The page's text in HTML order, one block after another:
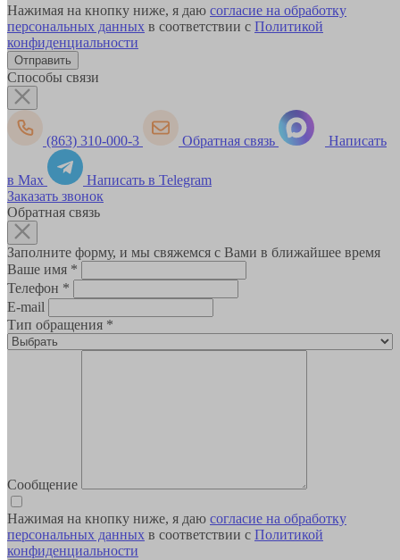
Нажимая на кнопку ниже, я даю согласие на обработку
персональных данных в соответствии с Политикой
конфиденциальности
Способы связи
(863) 310-000-3 Обратная связь Написать
в Max
Написать в Telegram
Заказать звонок
Обратная связь
Заполните форму, и мы свяжемся с Вами в ближайшее время
Ваше имя *
Телефон *
E-mail
Тип обращения *
Сообщение
Нажимая на кнопку ниже, я даю согласие на обработку
персональных данных в соответствии с Политикой
конфиденциальности